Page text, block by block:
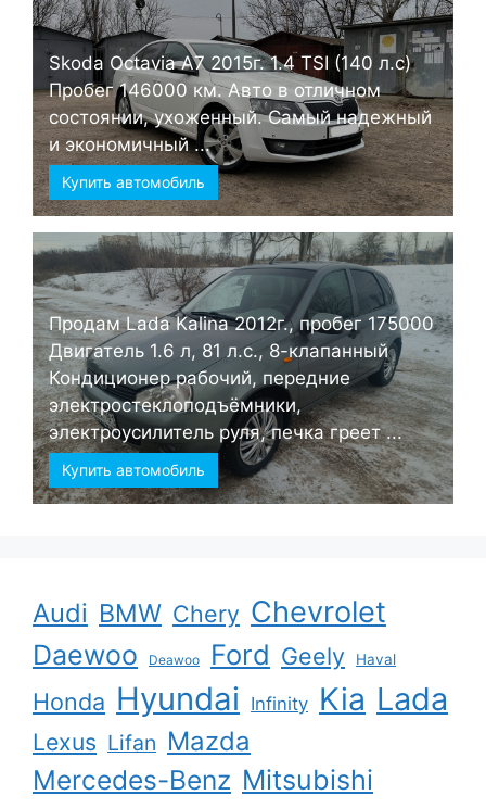
Skoda Octavia А7 2015г. 1.4 TSI (140 л.с)
Пробег 146000 км. Авто в отличном
состоянии, ухоженный. Самый надежный
и экономичный ...
Купить автомобиль
Продам Lada Kalina 2012г., пробег 175000
Двигатель 1.6 л, 81 л.с., 8-клапанный
Кондиционер рабочий, передние
электростеклоподъёмники,
электроусилитель руля, печка греет ...
Купить автомобиль
Audi BMW Chery Chevrolet
Daewoo Deawoo Ford Geely Haval
Honda Hyundai Infinity Kia Lada
Lexus Lifan Mazda
Mercedes-Benz Mitsubishi